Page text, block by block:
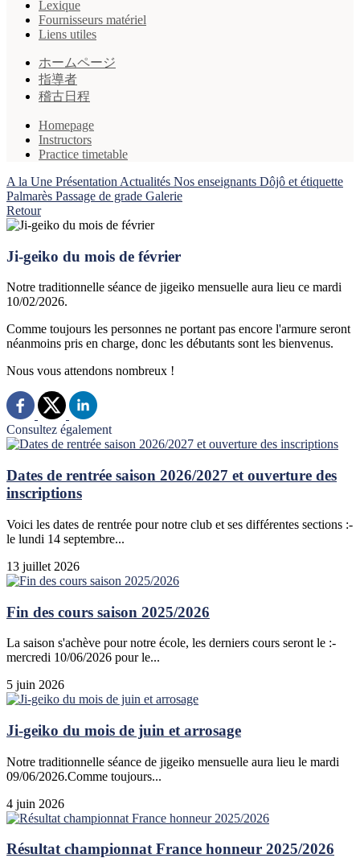
Lexique
Fournisseurs matériel
Liens utiles
ホームページ
指導者
稽古日程
Homepage
Instructors
Practice timetable
A la Une Présentation Actualités Nos enseignants Dôjô et étiquette
Palmarès Passage de grade Galerie
Retour
Ji-geiko du mois de février
Notre traditionnelle séance de jigeiko mensuelle aura lieu ce mardi
10/02/2026.
Comme toujours les personnes ne portant pas encore l'armure seront
néanmoins pris en charge, donc les débutants sont les bienvenus.
Nous vous attendons nombreux !
Consultez également
Dates de rentrée saison 2026/2027 et ouverture des
inscriptions
Voici les dates de rentrée pour notre club et ses différentes sections :-
le lundi 14 septembre...
13 juillet 2026
Fin des cours saison 2025/2026
La saison s'achève pour notre école, les derniers cours seront le :-
mercredi 10/06/2026 pour le...
5 juin 2026
Ji-geiko du mois de juin et arrosage
Notre traditionnelle séance de jigeiko mensuelle aura lieu le mardi
09/06/2026.Comme toujours...
4 juin 2026
Résultat championnat France honneur 2025/2026